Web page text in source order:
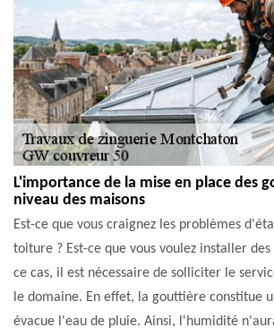
L'importance de la mise en place des
niveau des maisons
Est-ce que vous craignez les problèmes
toiture ? Est-ce que vous voulez installer
ce cas, il est nécessaire de solliciter le
le domaine. En effet, la gouttière constitue
évacue l'eau de pluie. Ainsi, l'humidité